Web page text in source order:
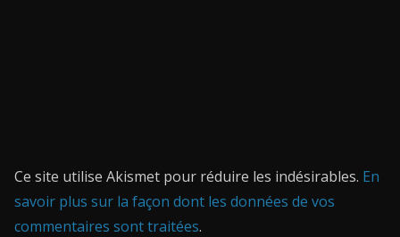
Ce site utilise Akismet pour réduire les indésirables. En
savoir plus sur la façon dont les données de vos
commentaires sont traitées.